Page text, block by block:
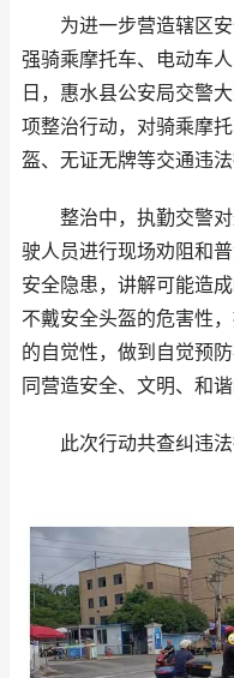
为进一步营造辖区安
强骑乘摩托车、电动车
日，惠水县公安局交警
项整治行动，对骑乘摩
盔、无证无牌等交通违
整治中，执勤交警对
驶人员进行现场劝阻和
安全隐患，讲解可能造
不戴安全头盔的危害性
的自觉性，做到自觉预
同营造安全、文明、和
此次行动共查纠违法